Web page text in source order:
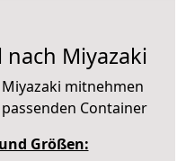
Miyazaki
mitnehmen
Container
Größen: